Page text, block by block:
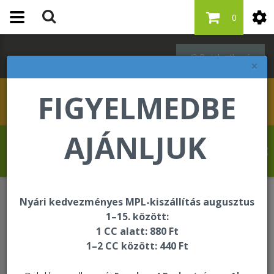
×
FIGYELMEDBE
AJÁNLJUK
Nyári kedvezményes MPL-kiszállítás augusztus
1–15. között:
1 CC alatt: 880 Ft
1–2 CC között: 440 Ft
Bejelentkezés
0
Kovács Erika üdvözli Önt a Forever Living
internetes áruházában!
​Cookie (süti) Tájékoztató
​Cookie (süti) Tájékoztató